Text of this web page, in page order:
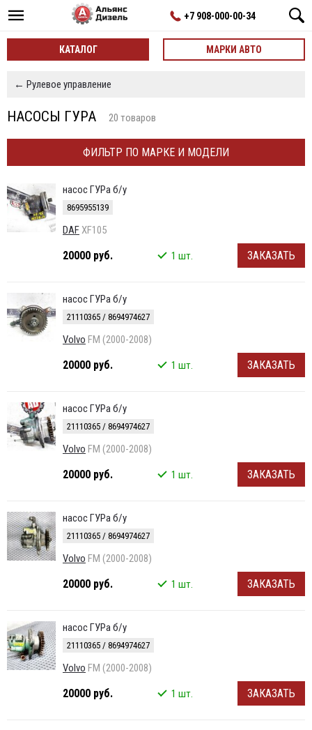
+7 908-000-00-34
КАТАЛОГ МАРКИ АВТО
← Рулевое управление
НАСОСЫ ГУРА 20 товаров
ФИЛЬТР ПО МАРКЕ И МОДЕЛИ
насос ГУРа б/у
8695955139
DAFXF105
20000 руб. 1 шт. ЗАКАЗАТЬ
насос ГУРа б/у
21110365 / 8694974627
Volvo FM (2000-2008)
20000 руб. 1 шт. ЗАКАЗАТЬ
насос ГУРа б/у
21110365 / 8694974627
Volvo FM (2000-2008)
20000 руб. 1 шт. ЗАКАЗАТЬ
насос ГУРа б/у
21110365 / 8694974627
Volvo FM (2000-2008)
20000 руб. 1 шт. ЗАКАЗАТЬ
насос ГУРа б/у
21110365 / 8694974627
Volvo FM (2000-2008)
20000 руб. 1 шт. ЗАКАЗАТЬ